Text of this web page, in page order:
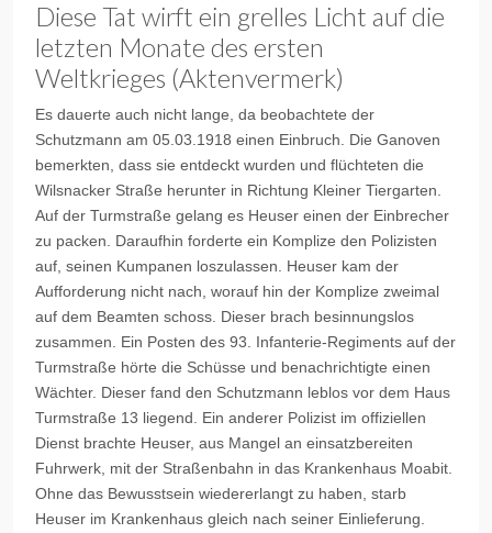
Diese Tat wirft ein grelles Licht auf die
letzten Monate des ersten
Weltkrieges (Aktenvermerk)
Es dauerte auch nicht lange, da beobachtete der
Schutzmann am 05.03.1918 einen Einbruch. Die Ganoven
bemerkten, dass sie entdeckt wurden und flüchteten die
Wilsnacker Straße herunter in Richtung Kleiner Tiergarten.
Auf der Turmstraße gelang es Heuser einen der Einbrecher
zu packen. Daraufhin forderte ein Komplize den Polizisten
auf, seinen Kumpanen loszulassen. Heuser kam der
Aufforderung nicht nach, worauf hin der Komplize zweimal
auf dem Beamten schoss. Dieser brach besinnungslos
zusammen. Ein Posten des 93. Infanterie-Regiments auf der
Turmstraße hörte die Schüsse und benachrichtigte einen
Wächter. Dieser fand den Schutzmann leblos vor dem Haus
Turmstraße 13 liegend. Ein anderer Polizist im offiziellen
Dienst brachte Heuser, aus Mangel an einsatzbereiten
Fuhrwerk, mit der Straßenbahn in das Krankenhaus Moabit.
Ohne das Bewusstsein wiedererlangt zu haben, starb
Heuser im Krankenhaus gleich nach seiner Einlieferung.